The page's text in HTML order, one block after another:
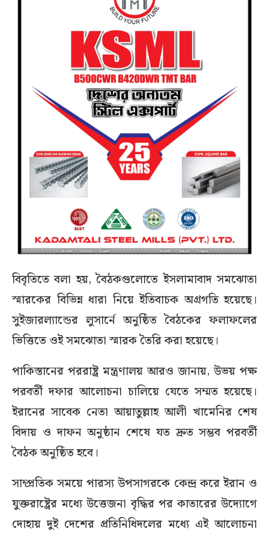
বিবৃতিতে বলা হয়, বৈঠকগুলোতে ইসলামাবাদ সমঝোতা
স্মারকের বিভিন্ন ধারা নিয়ে ইতিবাচক অগ্রগতি হয়েছে।
সুইজারল্যান্ডের লুসার্নে অনুষ্ঠিত বৈঠকের ফলাফলের
ভিত্তিতে ওই সমঝোতা স্মারক তৈরি করা হয়েছে।
পাকিস্তানের পররাষ্ট্র মন্ত্রণালয় আরও জানায়, উভয় পক্ষ
পরবর্তী দফার আলোচনা চালিয়ে যেতে সম্মত হয়েছে।
ইরানের সাবেক নেতা আয়াতুল্লাহ আলী খামেনির শেষ
বিদায় ও দাফন অনুষ্ঠান শেষে যত দ্রুত সম্ভব পরবর্তী
বৈঠক অনুষ্ঠিত হবে।
সাম্প্রতিক সময়ে পারস্য উপসাগরকে কেন্দ্র করে ইরান ও
যুক্তরাষ্ট্রের মধ্যে উত্তেজনা বৃদ্ধির পর কাতারের উদ্যোগে
দোহায় দুই দেশের প্রতিনিধিদলের মধ্যে এই আলোচনা